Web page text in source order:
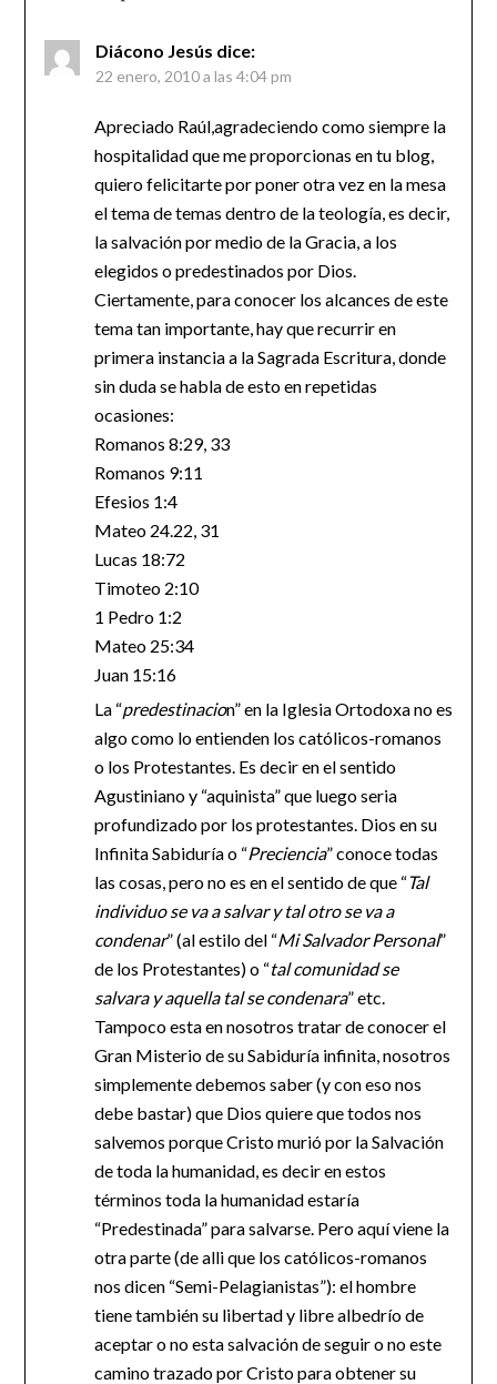
Diácono Jesús dice:
22 enero, 2010 a las 4:04 pm
Apreciado Raúl,agradeciendo como siempre la
hospitalidad que me proporcionas en tu blog,
quiero felicitarte por poner otra vez en la mesa
el tema de temas dentro de la teología, es decir,
la salvación por medio de la Gracia, a los
elegidos o predestinados por Dios.
Ciertamente, para conocer los alcances de este
tema tan importante, hay que recurrir en
primera instancia a la Sagrada Escritura, donde
sin duda se habla de esto en repetidas
ocasiones:
Romanos 8:29, 33
Romanos 9:11
Efesios 1:4
Mateo 24.22, 31
Lucas 18:72
Timoteo 2:10
1 Pedro 1:2
Mateo 25:34
Juan 15:16
La “predestinacion” en la Iglesia Ortodoxa no es
algo como lo entienden los católicos-romanos
o los Protestantes. Es decir en el sentido
Agustiniano y “aquinista” que luego seria
profundizado por los protestantes. Dios en su
Infinita Sabiduría o “Preciencia” conoce todas
las cosas, pero no es en el sentido de que “Tal
individuo se va a salvar y tal otro se va a
condenar” (al estilo del “Mi Salvador Personal”
de los Protestantes) o “tal comunidad se
salvara y aquella tal se condenara” etc.
Tampoco esta en nosotros tratar de conocer el
Gran Misterio de su Sabiduría infinita, nosotros
simplemente debemos saber (y con eso nos
debe bastar) que Dios quiere que todos nos
salvemos porque Cristo murió por la Salvación
de toda la humanidad, es decir en estos
términos toda la humanidad estaría
“Predestinada” para salvarse. Pero aquí viene la
otra parte (de alli que los católicos-romanos
nos dicen “Semi-Pelagianistas”): el hombre
tiene también su libertad y libre albedrío de
aceptar o no esta salvación de seguir o no este
camino trazado por Cristo para obtener su